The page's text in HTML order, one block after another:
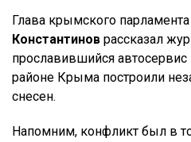
Глава крымского парламента
Константинов рассказал
прославившийся
районе Крыма построили
снесен.
Напомним, конфликт был в